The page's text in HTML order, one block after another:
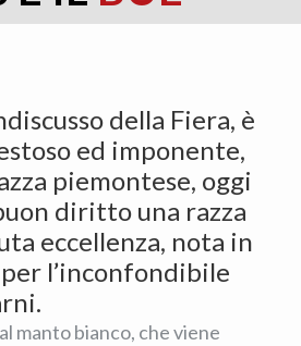
della Fiera, è
ed imponente,
piemontese, oggi
diritto una razza
eccellenza, nota in
l’inconfondibile
manto bianco, che viene